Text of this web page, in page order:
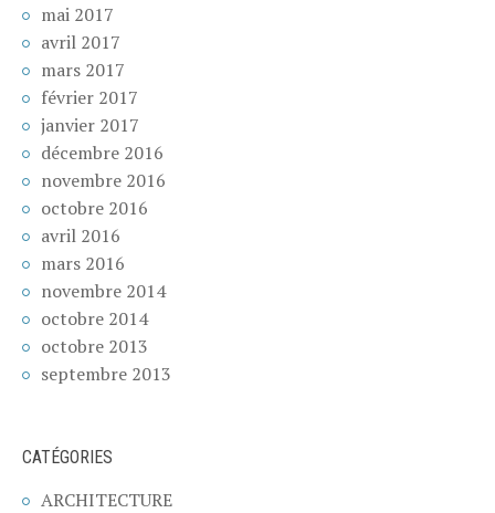
mai 2017
avril 2017
mars 2017
février 2017
janvier 2017
décembre 2016
novembre 2016
octobre 2016
avril 2016
mars 2016
novembre 2014
octobre 2014
octobre 2013
septembre 2013
CATÉGORIES
ARCHITECTURE